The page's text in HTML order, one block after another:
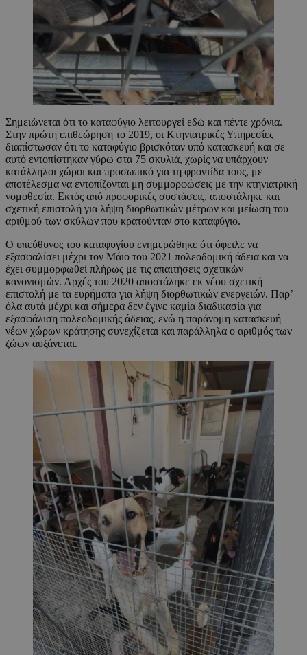
Σημειώνεται ότι το καταφύγιο λειτουργεί εδώ και πέντε χρόνια.
Στην πρώτη επιθεώρηση το 2019, οι Κτηνιατρικές Υπηρεσίες
διαπίστωσαν ότι το καταφύγιο βρισκόταν υπό κατασκευή και σε
αυτό εντοπίστηκαν γύρω στα 75 σκυλιά, χωρίς να υπάρχουν
κατάλληλοι χώροι και προσωπικό για τη φροντίδα τους, με
αποτέλεσμα να εντοπίζονται μη συμμορφώσεις με την κτηνιατρική
νομοθεσία. Εκτός από προφορικές συστάσεις, αποστάληκε και
σχετική επιστολή για λήψη διορθωτικών μέτρων και μείωση του
αριθμού των σκύλων που κρατούνταν στο καταφύγιο.
Ο υπεύθυνος του καταφυγίου ενημερώθηκε ότι όφειλε να
εξασφαλίσει μέχρι τον Μάιο του 2021 πολεοδομική άδεια και να
έχει συμμορφωθεί πλήρως με τις απαιτήσεις σχετικών
κανονισμών. Αρχές του 2020 αποστάληκε εκ νέου σχετική
επιστολή με τα ευρήματα για λήψη διορθωτικών ενεργειών. Παρ’
όλα αυτά μέχρι και σήμερα δεν έγινε καμία διαδικασία για
εξασφάλιση πολεοδομικής άδειας, ενώ η παράνομη κατασκευή
νέων χώρων κράτησης συνεχίζεται και παράλληλα ο αριθμός των
ζώων αυξάνεται.